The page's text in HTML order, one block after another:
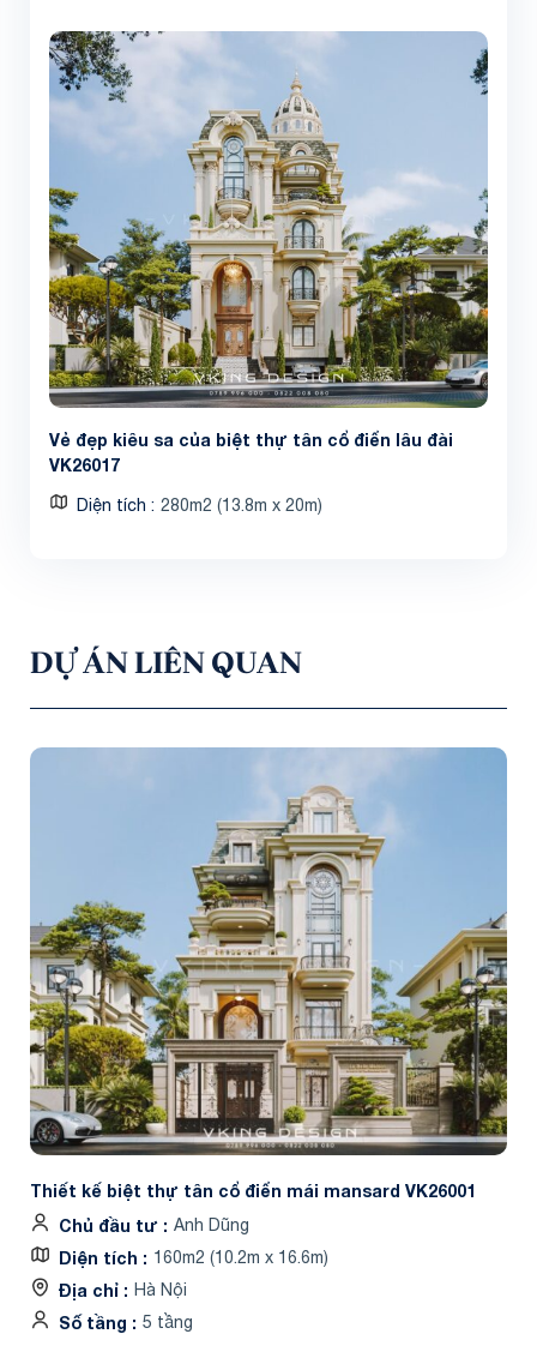
Vẻ đẹp kiêu sa của biệt thự tân cổ điển lâu đài
VK26017
Diện tích 280m2 (13.8m x 20m)
DỰ ÁN LIÊN QUAN
Thiết kế biệt thự tân cổ điển mái mansard VK26001
Chủ đầu tư
Anh Dũng
Diện tích 160m2 (10.2m x 16.6m)
Địa chỉ Hà Nội
Số tầng 5 tầng